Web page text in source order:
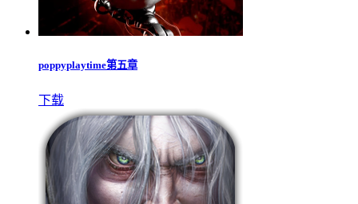
poppyplaytime第五章
下载